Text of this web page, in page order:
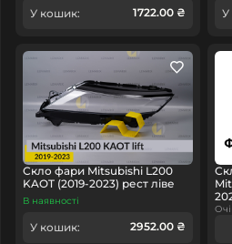
У кошик: 1722.00 ₴ У
Скло фари Mitsubishi L200
KAOT (2019-2023) рест ліве
В наявності
У кошик: 2952.00 ₴